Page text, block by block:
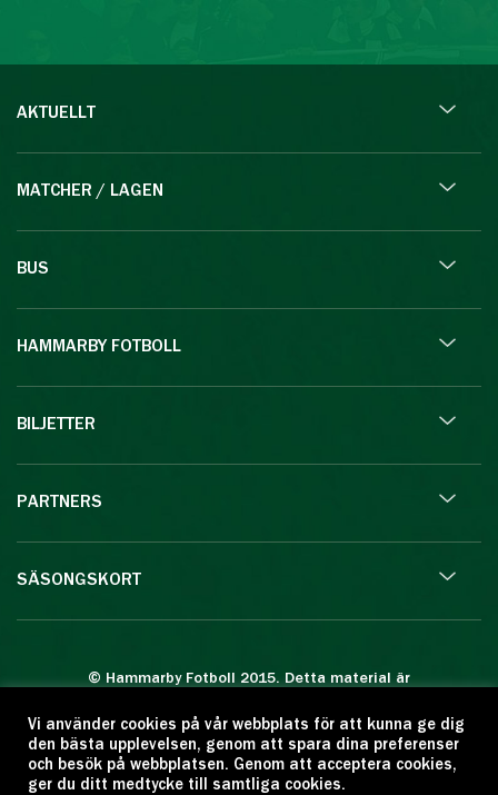
AKTUELLT
MATCHER / LAGEN
BUS
HAMMARBY FOTBOLL
BILJETTER
PARTNERS
SÄSONGSKORT
© Hammarby Fotboll 2015. Detta material är
Eftertryck eller annan kopiering är förbjuden.
Citera oss gärna men ange källan:
www.hammarbyfotboll.se. Ansvarig utgivare:
Vi använder cookies på vår webbplats för att kunna ge dig
den bästa upplevelsen, genom att spara dina preferenser
och besök på webbplatsen. Genom att acceptera cookies,
ger du ditt medtycke till samtliga cookies.